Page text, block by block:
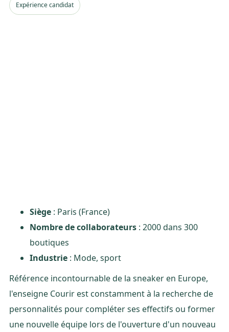
Expérience candidat
Siège : Paris (France)
Nombre de collaborateurs : 2000 dans 300
boutiques
Industrie : Mode, sport
Référence incontournable de la sneaker en Europe,
l'enseigne Courir est constamment à la recherche de
personnalités pour compléter ses effectifs ou former
une nouvelle équipe lors de l'ouverture d'un nouveau